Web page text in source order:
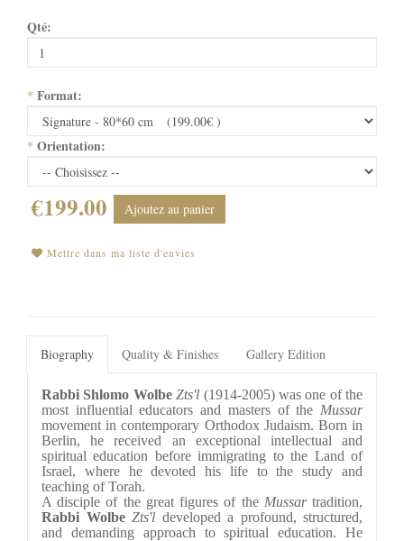
Qté:
* Format:
* Orientation:
€199.00 Ajoutez au panier
Mettre dans ma liste d'envies
Biography Quality & Finishes Gallery Edition
Rabbi Shlomo Wolbe Zts'l (1914-2005) was one of the
most influential educators and masters of the Mussar
movement in contemporary Orthodox Judaism. Born in
Berlin, he received an exceptional intellectual and
spiritual education before immigrating to the Land of
Israel, where he devoted his life to the study and
teaching of Torah.
A disciple of the great figures of the Mussar
Rabbi Wolbe Zts'l developed a profound, structured,
and demanding approach to spiritual education. He